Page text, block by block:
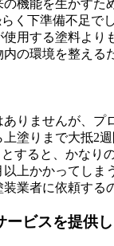
機能を生かすた
く下準備不足でし
用する塗料より
の環境を整える
りませんが、プ
塗りまで大抵2週
すると、かなり
上かかってしま
業者に依頼する
ービスを提供